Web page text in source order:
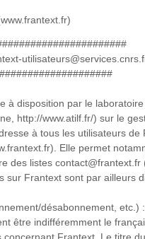
à disposition par le
http://www.atilf.fr/) sur le
à tous les utilisateurs
Elle permet
des listes
Frantext sont par ailleurs
désabonnement,
être indifféremment le